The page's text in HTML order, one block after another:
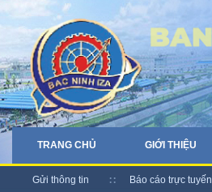
TRANG CHỦ GIỚI THIỆU
Gửi thông tin Báo cáo trực tuyến